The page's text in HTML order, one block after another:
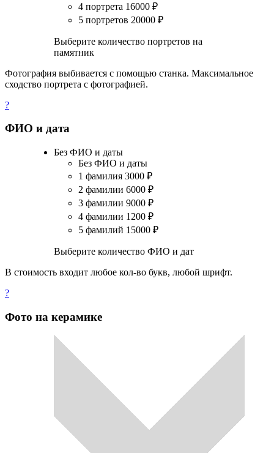
4 портрета 16000 ₽
5 портретов 20000 ₽
Выберите количество портретов на
памятник
Фотография выбивается с помощью станка. Максимальное
сходство портрета с фотографией.
?
ФИО и дата
Без ФИО и даты
Без ФИО и даты
1 фамилия 3000 ₽
2 фамилии 6000 ₽
3 фамилии 9000 ₽
4 фамилии 1200 ₽
5 фамилий 15000 ₽
Выберите количество ФИО и дат
В стоимость входит любое кол-во букв, любой шрифт.
?
Фото на керамике